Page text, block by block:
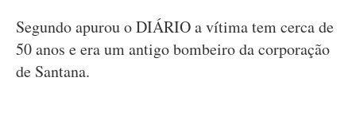
Segundo apurou o DIÁRIO a vítima tem cerca de
50 anos e era um antigo bombeiro da corporação
de Santana.